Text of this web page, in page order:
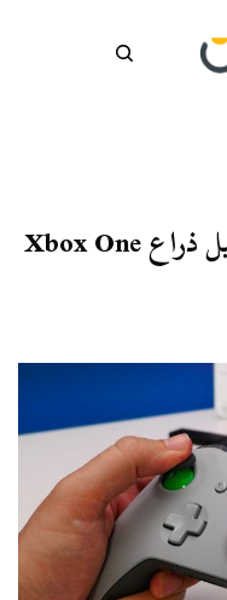
الطرق المختلفة لكيفية توصيل ذراع Xbox One